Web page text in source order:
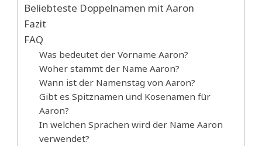
Beliebteste Doppelnamen mit Aaron
Fazit
FAQ
Was bedeutet der Vorname Aaron?
Woher stammt der Name Aaron?
Wann ist der Namenstag von Aaron?
Gibt es Spitznamen und Kosenamen für
Aaron?
In welchen Sprachen wird der Name Aaron
verwendet?